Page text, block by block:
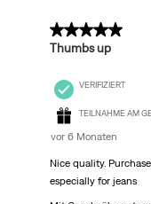
5 von 5 Sternen.
Thumbs up
VERIFIZIERT
TEILNAHME AM
vor 6 Monaten
Nice quality.
especially for jeans